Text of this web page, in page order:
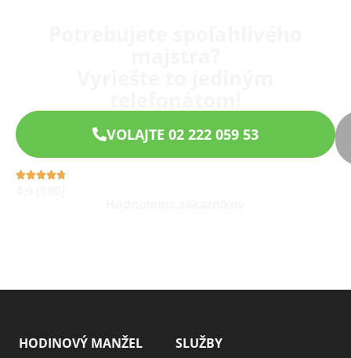
VOLAJTE 02 222 059 53
HODINOVÝ MANŽEL SLUŽBY